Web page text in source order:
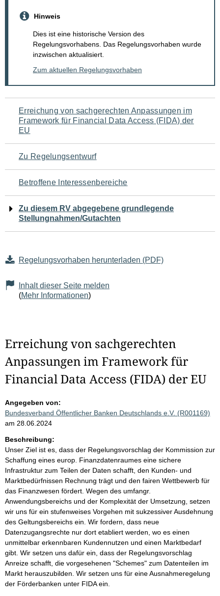
Hinweis
Dies ist eine historische Version des
Regelungsvorhabens. Das Regelungsvorhaben wurde
inzwischen aktualisiert.
Zum aktuellen Regelungsvorhaben
Navigation
für
den
Seiteninhalt
Erreichung von sachgerechten Anpassungen im
Framework für Financial Data Access (FIDA) der
EU
Zu Regelungsentwurf
Betroffene Interessenbereiche
Zu diesem RV abgegebene grundlegende
Stellungnahmen/Gutachten
Regelungsvorhaben herunterladen (PDF)
Inhalt dieser Seite melden
(Mehr Informationen)
Erreichung von sachgerechten
Anpassungen im Framework für
Financial Data Access (FIDA) der EU
Angegeben von:
Bundesverband Öffentlicher Banken Deutschlands e.V. (R001169)
am 28.06.2024
Beschreibung:
Unser Ziel ist es, dass der Regelungsvorschlag der Kommission zur
Schaffung eines europ. Finanzdatenraumes eine sichere
Infrastruktur zum Teilen der Daten schafft, den Kunden- und
Marktbedürfnissen Rechnung trägt und den fairen Wettbewerb für
das Finanzwesen fördert. Wegen des umfangr.
Anwendungsbereichs und der Komplexität der Umsetzung, setzen
wir uns für ein stufenweises Vorgehen mit sukzessiver Ausdehnung
des Geltungsbereichs ein. Wir fordern, dass neue
Datenzugangsrechte nur dort etabliert werden, wo es einen
unmittelbar erkennbaren Kundennutzen und einen Marktbedarf
gibt. Wir setzen uns dafür ein, dass der Regelungsvorschlag
Anreize schafft, die vorgesehenen "Schemes" zum Datenteilen im
Markt herauszubilden. Wir setzen uns für eine Ausnahmeregelung
der Förderbanken unter FIDA ein.